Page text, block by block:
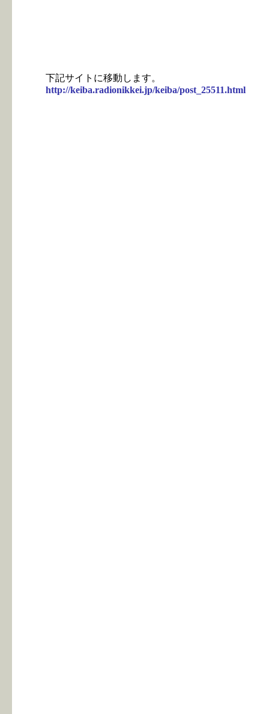
下記サイトに移動します。
http://keiba.radionikkei.jp/keiba/post_25511.html